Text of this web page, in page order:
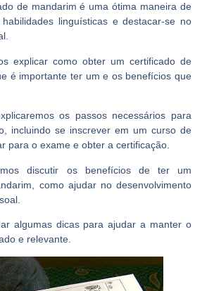
de mandarim é uma ótima maneira de
habilidades linguísticas edestacar-se no
.
explicar como obter um certificado de
é importante ter um e os benefícios que
os passos necessários para
, incluindo se inscrever em um curso de
para o exame e obter a certificação.
discutir os benefícios de ter um
como ajudar no desenvolvimento
algumas dicas para ajudar a manter o
e relevante